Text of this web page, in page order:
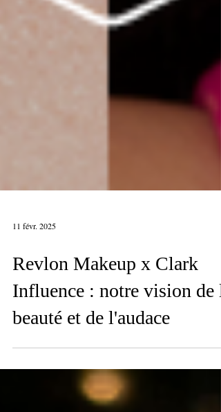
11 févr. 2025
Revlon Makeup x Clark
Influence : notre vision de
beauté et de l'audace